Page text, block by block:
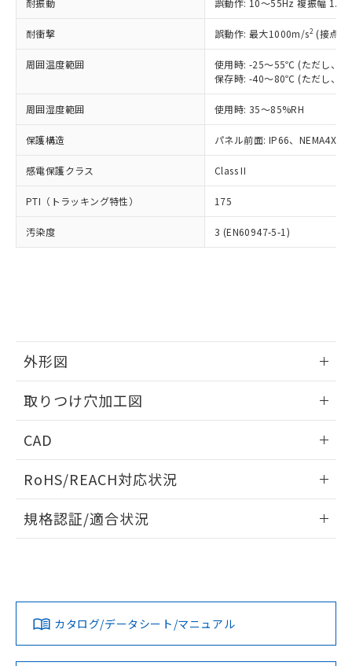
耐振動 誤動作: 10～55Hz 複振幅
耐衝撃 誤動作: 最大1000m/s2 (接点
周囲温度範囲
使用時: -25～55℃ (ただし、氷
保存時: -40～80℃ (ただし、氷
周囲湿度範囲 使用時: 35～85%RH
保護構造 パネル前面: IP66、NEMA4X,
感電保護クラス Class II
PTI（トラッキング特性） 175
汚染度 3 (EN60947-5-1)
外形図
取りつけ穴加工図
CAD
ドすることができます。
ログイン/会員登録
ダウンロードデータをご利用いただく前に、以下を必ずお読
みください。
ソフトウェアの使用条件
RoHS/REACH対応状況
EU RoHS 注意事項・凡例
対応済み
規格認証/適合状況
カタログ/データシート/マニュアル
正式な納期状況および標準価格はお客
様のお取引先、またはお客様担当のオ
ムロン制御機器販売店・当社販売員に
オムロン制御機器販売店や当社販売拠
販売ネットワーク
」をご確認
在庫状況および標準価格結果を当社の
事前の承諾なく第三者に漏洩または開
示しないようお願いします。
マイパーツ機能（部品リスト作成サー
ビス）をご利用いただくには、I-Web
メンバーズにご登録されている必要が
お客様が当ウェブサイト上で当社にご
指します。
但し、RoHS指令で産業用監視および制御機器に対する
適用除外項目は除く。
フタル酸エステル類の４物質については閾値を超える意
図的な使用がないことを確認しています。
部品在庫の切り替え状況などにより、予定
月が前後することがあります。
※3 非含有証明書ダウンロード
51物質の非含有証明書（当社基準）
※本証明書は発行日時点で非含有を証明す
るもので、過去に遡って非含有を証明する
ものではありません。
また、RoHS指令のフタル酸エステル類４
欄に対応日を記載しておりました。
既に当社にて対応品への在庫切替を完了
していることから、特段のことがない限
り、2022年1月12日より割愛しておりま
す。
DBP(フタル酸ジブチル) : 1000ppm、 DIBP(フタル酸ジ
イソブチル) : 1000ppm、 BBP(フタル酸ブチルベンジ
DEHP(フタル酸ビス(2-エチルヘキシル)) : 1000ppm
準値以下であることを示します。
「10」：通常の使用状況下において有害物
質が外部に漏えいし、環境に深刻な影響を
及ぼさない年数を意味します。
「－」：未確認です。当社販売部門へお問
全に破砕するなど、違法に輸出されな
いよう必要な手段を講じます。
当社は貴社製品を、核兵器、ミサイ
ル、化学兵器、生物兵器またはその他
武器並びにこれらの製造装置等に一切
当社は、貴社製品を第三者に販売する
場合は、上記1、2および3の内容を当
該第三者に通知します。また当社は、
販売先および販売に係わる関係者が違
法に輸出するおそれがある場合は、取
り引きをいたしません。
一定数には満たないが在庫あり
－
在庫なし(最新の在庫状況につ
いては、お客様のお取引先、ま
たはお客様担当のオムロン制御
機器販売店・当社販売員にご確
空
受注生産機種、また在庫状況の
情報を公開していない機種